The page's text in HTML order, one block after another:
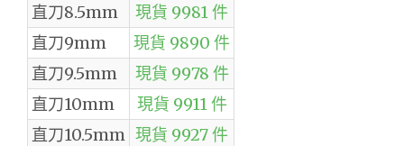
直刀8.5mm
現貨 9981 件
直刀9mm
現貨 9890 件
直刀9.5mm
現貨 9978 件
直刀10mm
現貨 9911 件
直刀10.5mm 現貨 9927 件